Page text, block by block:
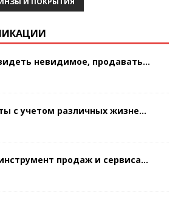
невидимое, продавать...
с учетом различных жизне...
продаж и сервиса...